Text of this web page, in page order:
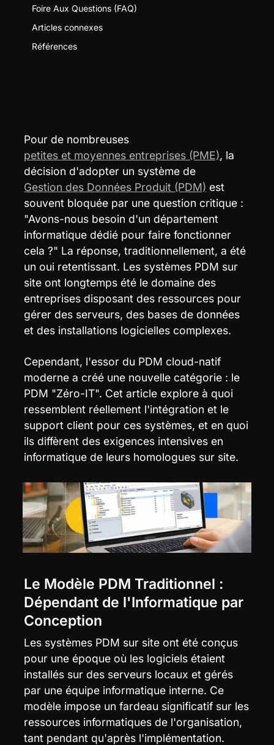
Foire Aux Questions (FAQ)
Articles connexes
Références
Pour de nombreuses
petites et moyennes entreprises (PME), la
décision d'adopter un système de
Gestion des Données Produit (PDM) est
souvent bloquée par une question critique :
"Avons-nous besoin d'un département
informatique dédié pour faire fonctionner
cela ?" La réponse, traditionnellement, a été
un oui retentissant. Les systèmes PDM sur
site ont longtemps été le domaine des
entreprises disposant des ressources pour
gérer des serveurs, des bases de données
et des installations logicielles complexes.
Cependant, l'essor du PDM cloud-natif
moderne a créé une nouvelle catégorie : le
PDM "Zéro-IT". Cet article explore à quoi
ressemblent réellement l'intégration et le
support client pour ces systèmes, et en quoi
ils diffèrent des exigences intensives en
informatique de leurs homologues sur site.
Le Modèle PDM Traditionnel :
Dépendant de l'Informatique par
Conception
Les systèmes PDM sur site ont été conçus
pour une époque où les logiciels étaient
installés sur des serveurs locaux et gérés
par une équipe informatique interne. Ce
modèle impose un fardeau significatif sur les
ressources informatiques de l'organisation,
tant pendant qu'après l'implémentation.